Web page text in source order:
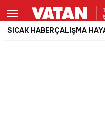
SICAK HABERÇALIŞMA